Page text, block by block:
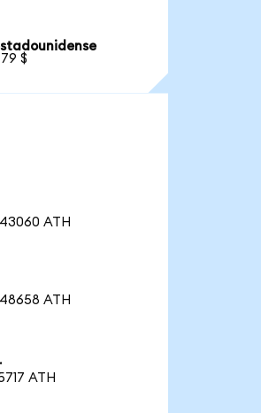
$
ATH
ATH
ATH